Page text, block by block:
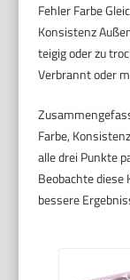
Fehler Farbe
Konsistenz
teigig oder zu
Verbrannt oder
Farbe,
alle drei Punkte
Beobachte
bessere